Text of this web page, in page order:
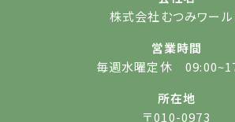
株式会社むつみワール
営業時間
毎週水曜定休
所在地
〒010-0973